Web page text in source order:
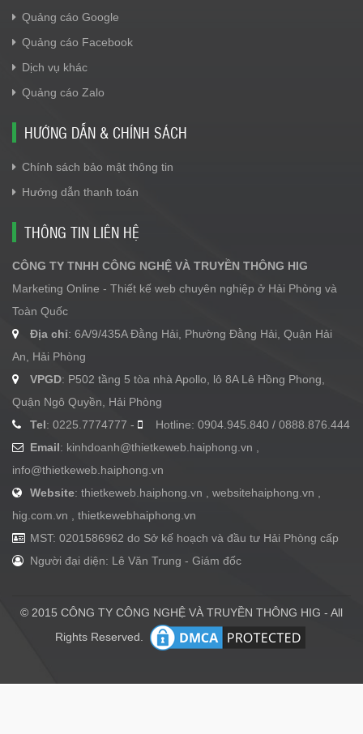
Quảng cáo Google
Quảng cáo Facebook
Dịch vụ khác
Quảng cáo Zalo
HƯỚNG DẪN & CHÍNH SÁCH
Chính sách bảo mật thông tin
Hướng dẫn thanh toán
THÔNG TIN LIÊN HỆ
CÔNG TY TNHH CÔNG NGHỆ VÀ TRUYỀN THÔNG HIG
Marketing Online - Thiết kế web chuyên nghiệp ở Hải Phòng và
Toàn Quốc
Địa chỉ: 6A/9/435A Đằng Hải, Phường Đằng Hải, Quận Hải
An, Hải Phòng
VPGD: P502 tầng 5 tòa nhà Apollo, lô 8A Lê Hồng Phong,
Quận Ngô Quyền, Hải Phòng
Tel: 0225.7774777 -
Hotline: 0904.945.840 / 0888.876.444
Email: kinhdoanh@thietkeweb.haiphong.vn
info@thietkeweb.haiphong.vn
Website: thietkeweb.haiphong.vn , websitehaiphong.vn ,
hig.com.vn , thietkewebhaiphong.vn
MST: 0201586962 do Sở kế hoạch và đầu tư Hải Phòng cấp
Người đại diện: Lê Văn Trung - Giám đốc
© 2015 CÔNG TY CÔNG NGHỆ VÀ TRUYỀN THÔNG HIG - All
Rights Reserved.